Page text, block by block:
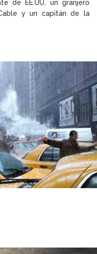
de EE.UU, un granjero
y un capitán de la